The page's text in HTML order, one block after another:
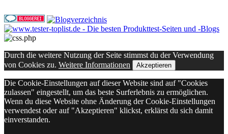
Durch die weitere Nutzung der Seite stimmst du der Verwendung
von Cookies zu. Weitere Informationen Akzeptieren
Die Cookie-Einstellungen auf dieser Website sind auf "Cookies
zulassen" eingestellt, um das beste Surferlebnis zu ermöglichen.
Wenn du diese Website ohne Änderung der Cookie-Einstellungen
verwendest oder auf "Akzeptieren" klickst, erklärst du sich damit
einverstanden.